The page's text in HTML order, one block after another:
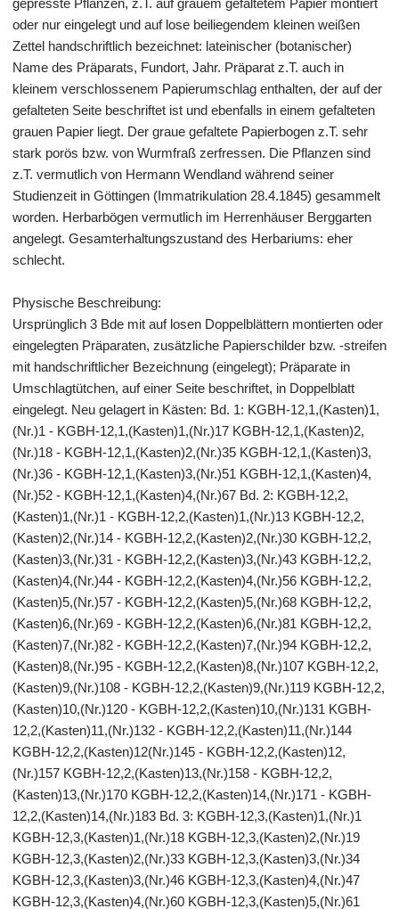
gepresste Pflanzen, z.T. auf grauem gefaltetem Papier montiert
oder nur eingelegt und auf lose beiliegendem kleinen weißen
Zettel handschriftlich bezeichnet: lateinischer (botanischer)
Name des Präparats, Fundort, Jahr. Präparat z.T. auch in
kleinem verschlossenem Papierumschlag enthalten, der auf der
gefalteten Seite beschriftet ist und ebenfalls in einem gefalteten
grauen Papier liegt. Der graue gefaltete Papierbogen z.T. sehr
stark porös bzw. von Wurmfraß zerfressen. Die Pflanzen sind
z.T. vermutlich von Hermann Wendland während seiner
Studienzeit in Göttingen (Immatrikulation 28.4.1845) gesammelt
worden. Herbarbögen vermutlich im Herrenhäuser Berggarten
angelegt. Gesamterhaltungszustand des Herbariums: eher
schlecht.
Physische Beschreibung:
Ursprünglich 3 Bde mit auf losen Doppelblättern montierten oder
eingelegten Präparaten, zusätzliche Papierschilder bzw. -streifen
mit handschriftlicher Bezeichnung (eingelegt); Präparate in
Umschlagtütchen, auf einer Seite beschriftet, in Doppelblatt
eingelegt. Neu gelagert in Kästen: Bd. 1: KGBH-12,1,(Kasten)1,
(Nr.)1 - KGBH-12,1,(Kasten)1,(Nr.)17 KGBH-12,1,(Kasten)2,
(Nr.)18 - KGBH-12,1,(Kasten)2,(Nr.)35 KGBH-12,1,(Kasten)3,
(Nr.)36 - KGBH-12,1,(Kasten)3,(Nr.)51 KGBH-12,1,(Kasten)4,
(Nr.)52 - KGBH-12,1,(Kasten)4,(Nr.)67 Bd. 2: KGBH-12,2,
(Kasten)1,(Nr.)1 - KGBH-12,2,(Kasten)1,(Nr.)13 KGBH-12,2,
(Kasten)2,(Nr.)14 - KGBH-12,2,(Kasten)2,(Nr.)30 KGBH-12,2,
(Kasten)3,(Nr.)31 - KGBH-12,2,(Kasten)3,(Nr.)43 KGBH-12,2,
(Kasten)4,(Nr.)44 - KGBH-12,2,(Kasten)4,(Nr.)56 KGBH-12,2,
(Kasten)5,(Nr.)57 - KGBH-12,2,(Kasten)5,(Nr.)68 KGBH-12,2,
(Kasten)6,(Nr.)69 - KGBH-12,2,(Kasten)6,(Nr.)81 KGBH-12,2,
(Kasten)7,(Nr.)82 - KGBH-12,2,(Kasten)7,(Nr.)94 KGBH-12,2,
(Kasten)8,(Nr.)95 - KGBH-12,2,(Kasten)8,(Nr.)107 KGBH-12,2,
(Kasten)9,(Nr.)108 - KGBH-12,2,(Kasten)9,(Nr.)119 KGBH-12,2,
(Kasten)10,(Nr.)120 - KGBH-12,2,(Kasten)10,(Nr.)131 KGBH-
12,2,(Kasten)11,(Nr.)132 - KGBH-12,2,(Kasten)11,(Nr.)144
KGBH-12,2,(Kasten)12(Nr.)145 - KGBH-12,2,(Kasten)12,
(Nr.)157 KGBH-12,2,(Kasten)13,(Nr.)158 - KGBH-12,2,
(Kasten)13,(Nr.)170 KGBH-12,2,(Kasten)14,(Nr.)171 - KGBH-
12,2,(Kasten)14,(Nr.)183 Bd. 3: KGBH-12,3,(Kasten)1,(Nr.)1
KGBH-12,3,(Kasten)1,(Nr.)18 KGBH-12,3,(Kasten)2,(Nr.)19
KGBH-12,3,(Kasten)2,(Nr.)33 KGBH-12,3,(Kasten)3,(Nr.)34
KGBH-12,3,(Kasten)3,(Nr.)46 KGBH-12,3,(Kasten)4,(Nr.)47
KGBH-12,3,(Kasten)4,(Nr.)60 KGBH-12,3,(Kasten)5,(Nr.)61